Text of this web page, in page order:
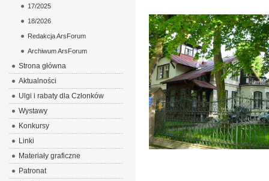
17/2025
18/2026
Redakcja ArsForum
Archiwum ArsForum
Strona główna
Aktualności
Ulgi i rabaty dla Członków
Wystawy
Konkursy
Linki
Materiały graficzne
Patronat